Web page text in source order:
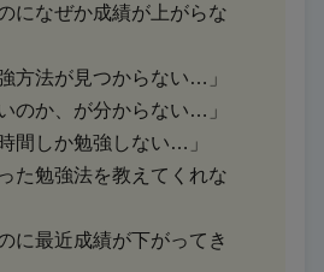
になぜか成績が上がらな
方法が見つからない…」
のか、が分からない…」
間しか勉強しない…」
た勉強法を教えてくれな
に最近成績が下がってき